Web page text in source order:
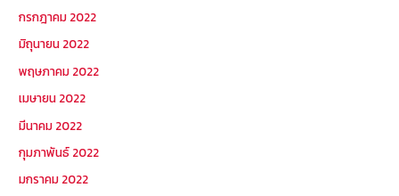
กรกฎาคม 2022
มิถุนายน 2022
พฤษภาคม 2022
เมษายน 2022
มีนาคม 2022
กุมภาพันธ์ 2022
มกราคม 2022